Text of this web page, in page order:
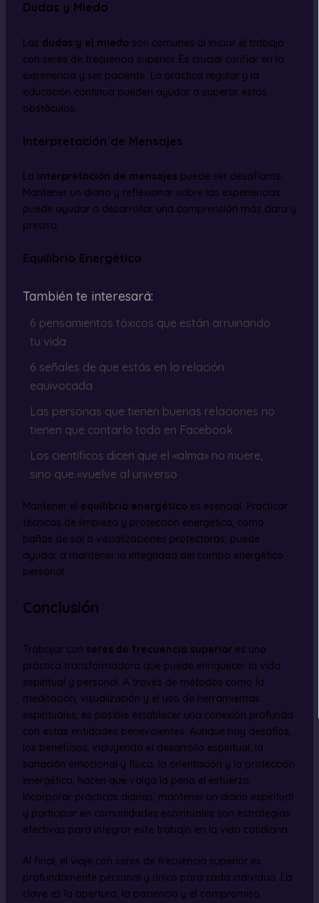
Dudas y Miedo
Las dudas y el miedoson comunes al iniciar el trabajo
con seres de frecuencia superior. Es crucial confiar en la
experiencia y ser paciente. La práctica regular y la
educación continua pueden ayudar a superar estos
obstáculos.
Interpretación de Mensajes
La interpretación de mensajespuede ser desafiante.
Mantener un diario y reflexionar sobre las experiencias
puede ayudar a desarrollar una comprensión más clara y
precisa.
Equilibrio Energético
También te interesará:
6 pensamientos tóxicos que están arruinando
tu vida
6 señales de que estás en la relación
equivocada
Las personas que tienen buenas relaciones no
tienen que contarlo todo en Facebook
Los científicos dicen que el «alma» no muere,
sino que «vuelve al universo
Mantener el equilibrio energéticoes esencial. Practicar
técnicas de limpieza y protección energética, como
baños de sal o visualizaciones protectoras, puede
ayudar a mantener la integridad del campo energético
personal.
Conclusión
Trabajar con seres de frecuencia superiores una
práctica transformadora que puede enriquecer la vida
espiritual y personal. A través de métodos como la
meditación, visualización y el uso de herramientas
espirituales, es posible establecer una conexión profunda
con estas entidades benevolentes. Aunque hay desafíos,
los beneficios, incluyendo el desarrollo espiritual, la
sanación emocional y física, la orientación y la protección
energética, hacen que valga la pena el esfuerzo.
Incorporar prácticas diarias, mantener un diario espiritual
y participar en comunidades espirituales son estrategias
efectivas para integrar este trabajo en la vida cotidiana.
Al final, el viaje con seres de frecuencia superior es
profundamente personal y único para cada individuo. La
clave es la apertura, la paciencia y el compromiso